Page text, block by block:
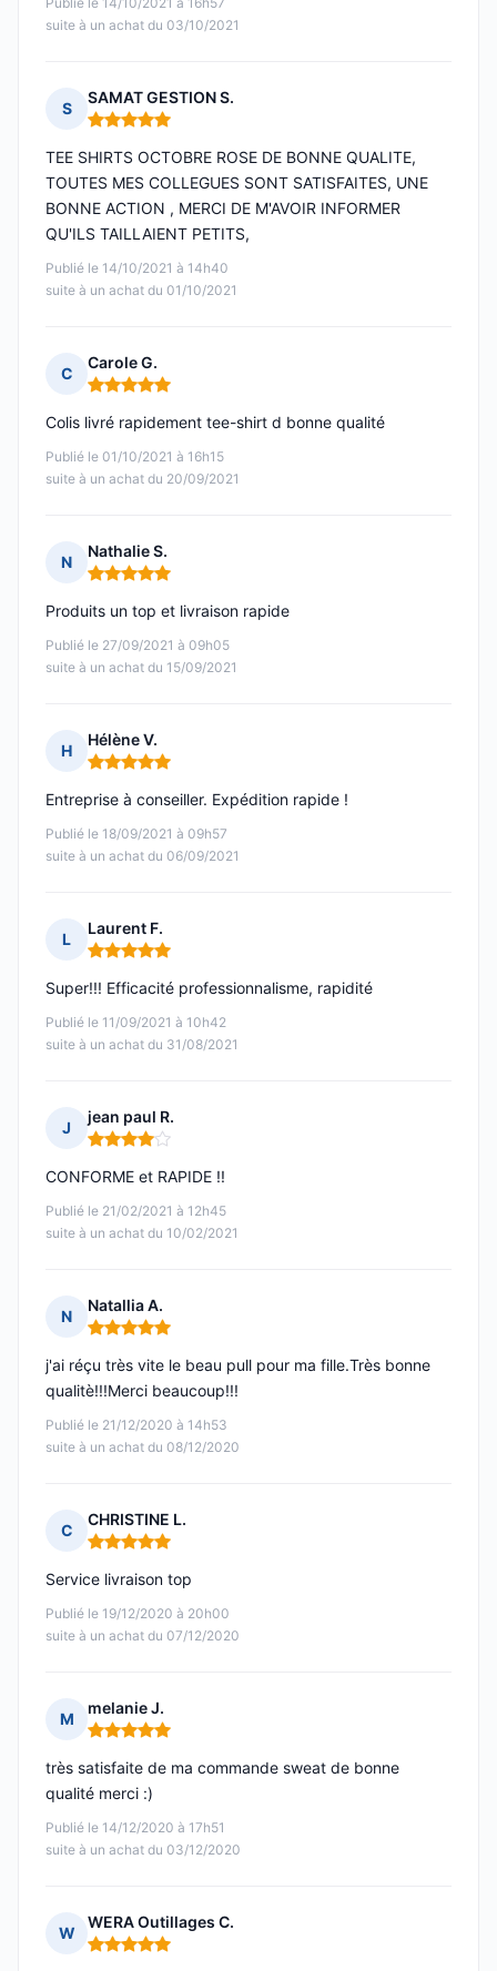
suite à un achat du 03/10/2021
S
SAMAT GESTION S.
Note : 5 sur 5
Publié le 14/10/2021 à 14h40
suite à un achat du 01/10/2021
TEE SHIRTS OCTOBRE ROSE DE BONNE QUALITE,
TOUTES MES COLLEGUES SONT SATISFAITES, UNE
BONNE ACTION , MERCI DE M'AVOIR INFORMER
QU'ILS TAILLAIENT PETITS,
C
Carole G.
Note : 5 sur 5
Publié le 01/10/2021 à 16h15
suite à un achat du 20/09/2021
Colis livré rapidement tee-shirt d bonne qualité
N
Nathalie S.
Note : 5 sur 5
Publié le 27/09/2021 à 09h05
suite à un achat du 15/09/2021
Produits un top et livraison rapide
H
Hélène V.
Note : 5 sur 5
Publié le 18/09/2021 à 09h57
suite à un achat du 06/09/2021
Entreprise à conseiller. Expédition rapide !
L
Laurent F.
Note : 5 sur 5
Publié le 11/09/2021 à 10h42
suite à un achat du 31/08/2021
Super!!! Efficacité professionnalisme, rapidité
J
jean paul R.
Note : 4 sur 5
Publié le 21/02/2021 à 12h45
suite à un achat du 10/02/2021
CONFORME et RAPIDE !!
N
Natallia A.
Note : 5 sur 5
Publié le 21/12/2020 à 14h53
suite à un achat du 08/12/2020
j'ai réçu très vite le beau pull pour ma fille.Très bonne
qualitè!!!Merci beaucoup!!!
C
CHRISTINE L.
Note : 5 sur 5
Publié le 19/12/2020 à 20h00
suite à un achat du 07/12/2020
Service livraison top
M
melanie J.
Note : 5 sur 5
Publié le 14/12/2020 à 17h51
suite à un achat du 03/12/2020
très satisfaite de ma commande sweat de bonne
qualité merci :)
W
WERA Outillages C.
Note : 5 sur 5